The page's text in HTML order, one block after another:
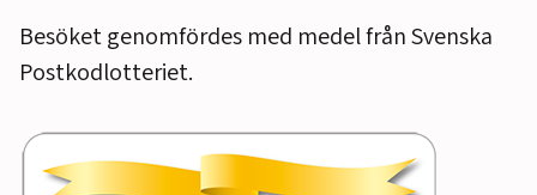
Besöket genomfördes med medel från Svenska
Postkodlotteriet.